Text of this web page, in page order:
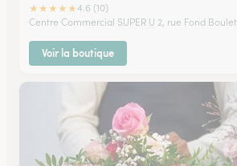
★★★★★4.6 (10)
Centre Commercial SUPER U 2, rue Fond Boulet
Voir la boutique